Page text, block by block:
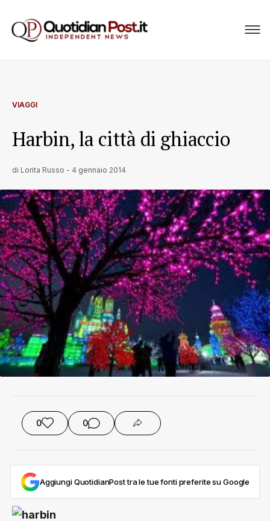
VIAGGI
Harbin, la città di ghiaccio
di Lorita Russo - 4 gennaio 2014
0 0
Aggiungi QuotidianPost tra le tue fonti preferite su Google